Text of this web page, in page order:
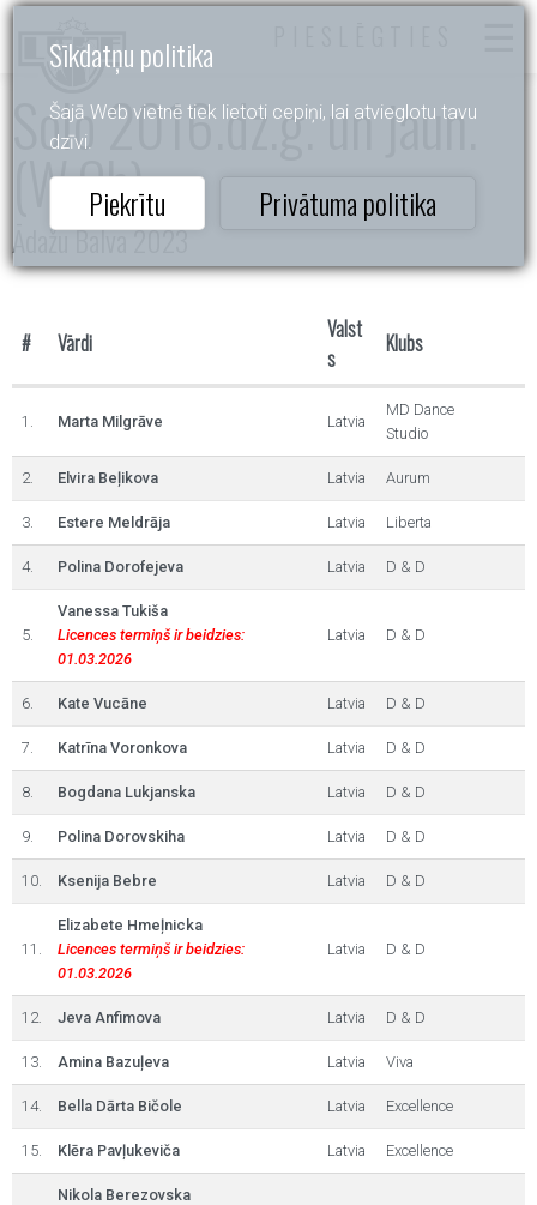
Sīkdatņu politika
Šajā Web vietnē tiek lietoti cepiņi, lai atvieglotu tavu
dzīvi.
Piekrītu Privātuma politika
Solo 2016.dz.g. un jaun.
(W,Ch)
Ādažu Balva 2023
# Vārdi
Valst
s
Klubs
1. Marta Milgrāve Latvia
MD Dance
Studio
2. Elvira Beļikova Latvia Aurum
3. Estere Meldrāja Latvia Liberta
4. Polina Dorofejeva Latvia D & D
5.
Vanessa Tukiša
Licences termiņš ir beidzies:
01.03.2026
Latvia D & D
6. Kate Vucāne Latvia D & D
7. Katrīna Voronkova Latvia D & D
8. Bogdana Lukjanska Latvia D & D
9. Polina Dorovskiha Latvia D & D
10. Ksenija Bebre Latvia D & D
11.
Elizabete Hmeļnicka
Licences termiņš ir beidzies:
01.03.2026
Latvia D & D
12. Jeva Anfimova Latvia D & D
13. Amina Bazuļeva Latvia Viva
14. Bella Dārta Bičole Latvia Excellence
15. Klēra Pavļukeviča Latvia Excellence
Nikola Berezovska